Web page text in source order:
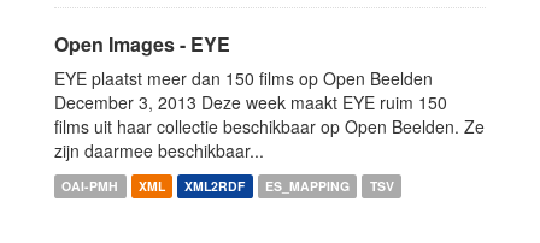
Open Images - EYE
EYE plaatst meer dan 150 films op Open Beelden
December 3, 2013 Deze week maakt EYE ruim 150
films uit haar collectie beschikbaar op Open Beelden. Ze
zijn daarmee beschikbaar...
OAI-PMH XML XML2RDF ES_MAPPING TSV